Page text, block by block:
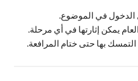
الدخول في الموضوع.
يمكن إثارتها في أي مرحلة.
بها حتى ختام المرافعة.